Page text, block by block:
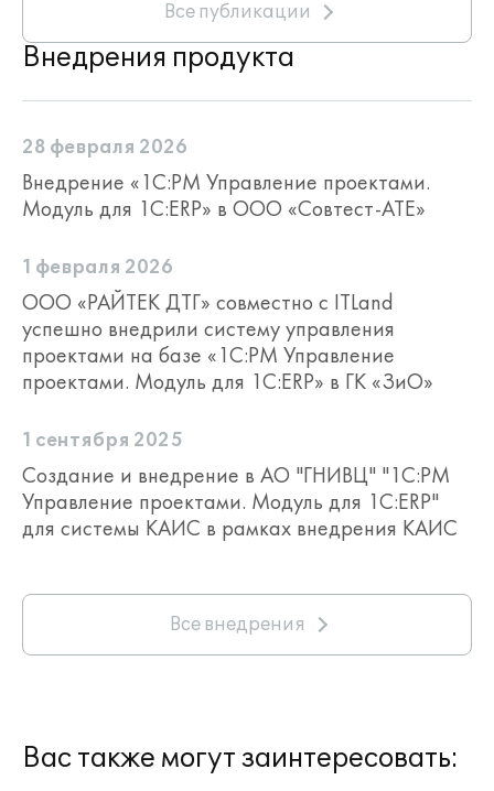
согласование трудозатрат.
подробнее:
Работа
подразделений и
субподрядчиков
Управление работами внутри
подразделений. Планирование и анализ
подразделения.
планирование и анализ загрузки
Все публикации
Внедрения продукта
28 февраля 2026
Внедрение «1С:PM Управление проектами.
Модуль для 1С:ERP» в ООО «Совтест-АТЕ»
1 февраля 2026
ООО «РАЙТЕК ДТГ» совместно с ITLand
успешно внедрили систему управления
проектами на базе «1C:PM Управление
проектами. Модуль для 1С:ERP» в ГК «ЗиО»
1 сентября 2025
Создание и внедрение в АО "ГНИВЦ" "1С:PM
Управление проектами. Модуль для 1С:ERP"
для системы КАИС в рамках внедрения КАИС
Все внедрения
Вас также могут заинтересовать: